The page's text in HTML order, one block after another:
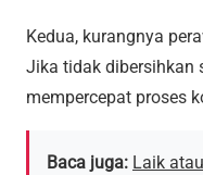
Kedua, kurangnya
Jika tidak dibersihkan
mempercepat proses
Baca juga: Laik